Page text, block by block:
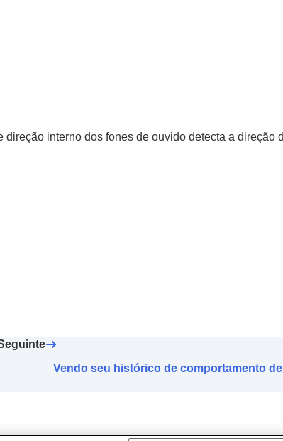
(
direção interno dos fones de ouvido detecta a direção
Vendo seu histórico de comportamento